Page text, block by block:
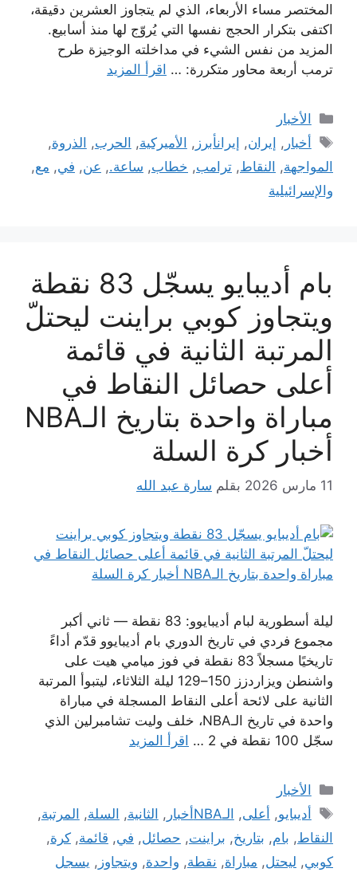
المختصر مساء الأربعاء، الذي لم يتجاوز العشرين دقيقة،
اكتفى بتكرار الحجج نفسها التي يُروّج لها منذ أسابيع.
المزيد من نفس الشيء في مداخلته الوجيزة طرح
ترمب أربعة محاور متكررة: … اقرأ المزيد
التصنيفات
الأخبار
الوسوم
أخبار , إيران, إيرانأبرز , الأميركية, الحرب, الذروة,
المواجهة, النقاط, ترامب, خطاب, ساعة., عن, في, مع,
والإسرائيلية
بام أديبايو يسجّل 83 نقطة
ويتجاوز كوبي براينت ليحتلّ
المرتبة الثانية في قائمة
أعلى حصائل النقاط في
مباراة واحدة بتاريخ الـNBA
أخبار كرة السلة
11 مارس 2026 بقلم سارة عبد الله
ليلة أسطورية لبام أديبايوو: 83 نقطة — ثاني أكبر
مجموع فردي في تاريخ الدوري بام أديبايوو قدّم أداءً
تاريخيًا مسجلاً 83 نقطة في فوز ميامي هيت على
واشنطن ويزاردزز 150–129 ليلة الثلاثاء، ليتبوأ المرتبة
الثانية على لائحة أعلى النقاط المسجلة في مباراة
واحدة في تاريخ الـNBA، خلف وليت تشامبرلين الذي
سجّل 100 نقطة في 2 …
اقرأ المزيد
التصنيفات
الأخبار
الوسوم
أديبايو, أعلى, الـNBAأخبار , الثانية, السلة, المرتبة,
النقاط, بام, بتاريخ, براينت, حصائل, في, قائمة, كرة,
كوبي, ليحتل, مباراة, نقطة, واحدة, ويتجاوز , يسجل